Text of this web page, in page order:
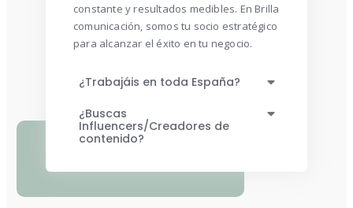
constante y resultados medibles. En Brilla
comunicación, somos tu socio estratégico
para alcanzar el éxito en tu negocio.
¿Trabajáis en toda España?
¿Buscas
Influencers/Creadores de
contenido?